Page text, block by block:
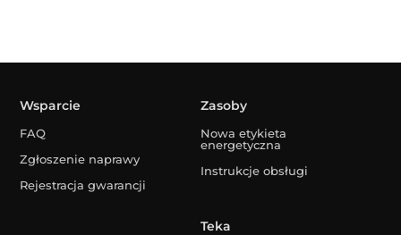
Wsparcie
FAQ
Zgłoszenie naprawy
Rejestracja gwarancji
Zasoby
Nowa etykieta
energetyczna
Instrukcje obsługi
Teka